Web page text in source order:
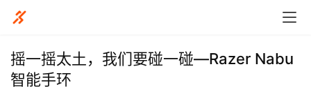
摇一摇太土，我们要碰一碰—Razer Nabu
智能手环